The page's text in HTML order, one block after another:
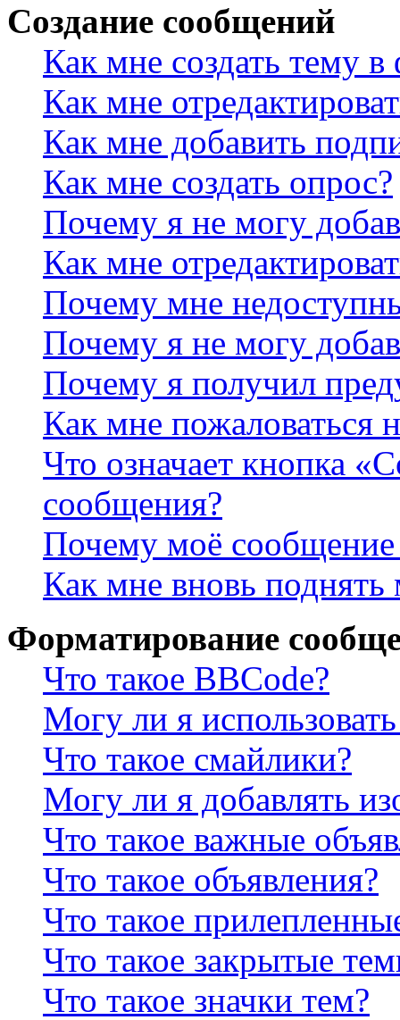
Создание сообщений
Как мне создать тему
Как мне
Как мне добавить
Как мне создать опрос?
Почему я не могу
Как мне
Почему мне
Почему я не могу
Почему я получил
Как мне пожаловаться
Что означает кнопка
сообщения?
Почему моё сообщение
Как мне вновь
Форматирование
Что такое BBCode?
Могу ли я
Что такое смайлики?
Могу ли я добавлять
Что такое важные
Что такое объявления?
Что такое
Что такое закрытые
Что такое значки тем?